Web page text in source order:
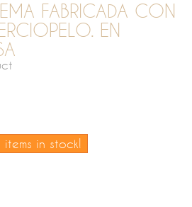
FABRICADA CON
EN
items in stock!